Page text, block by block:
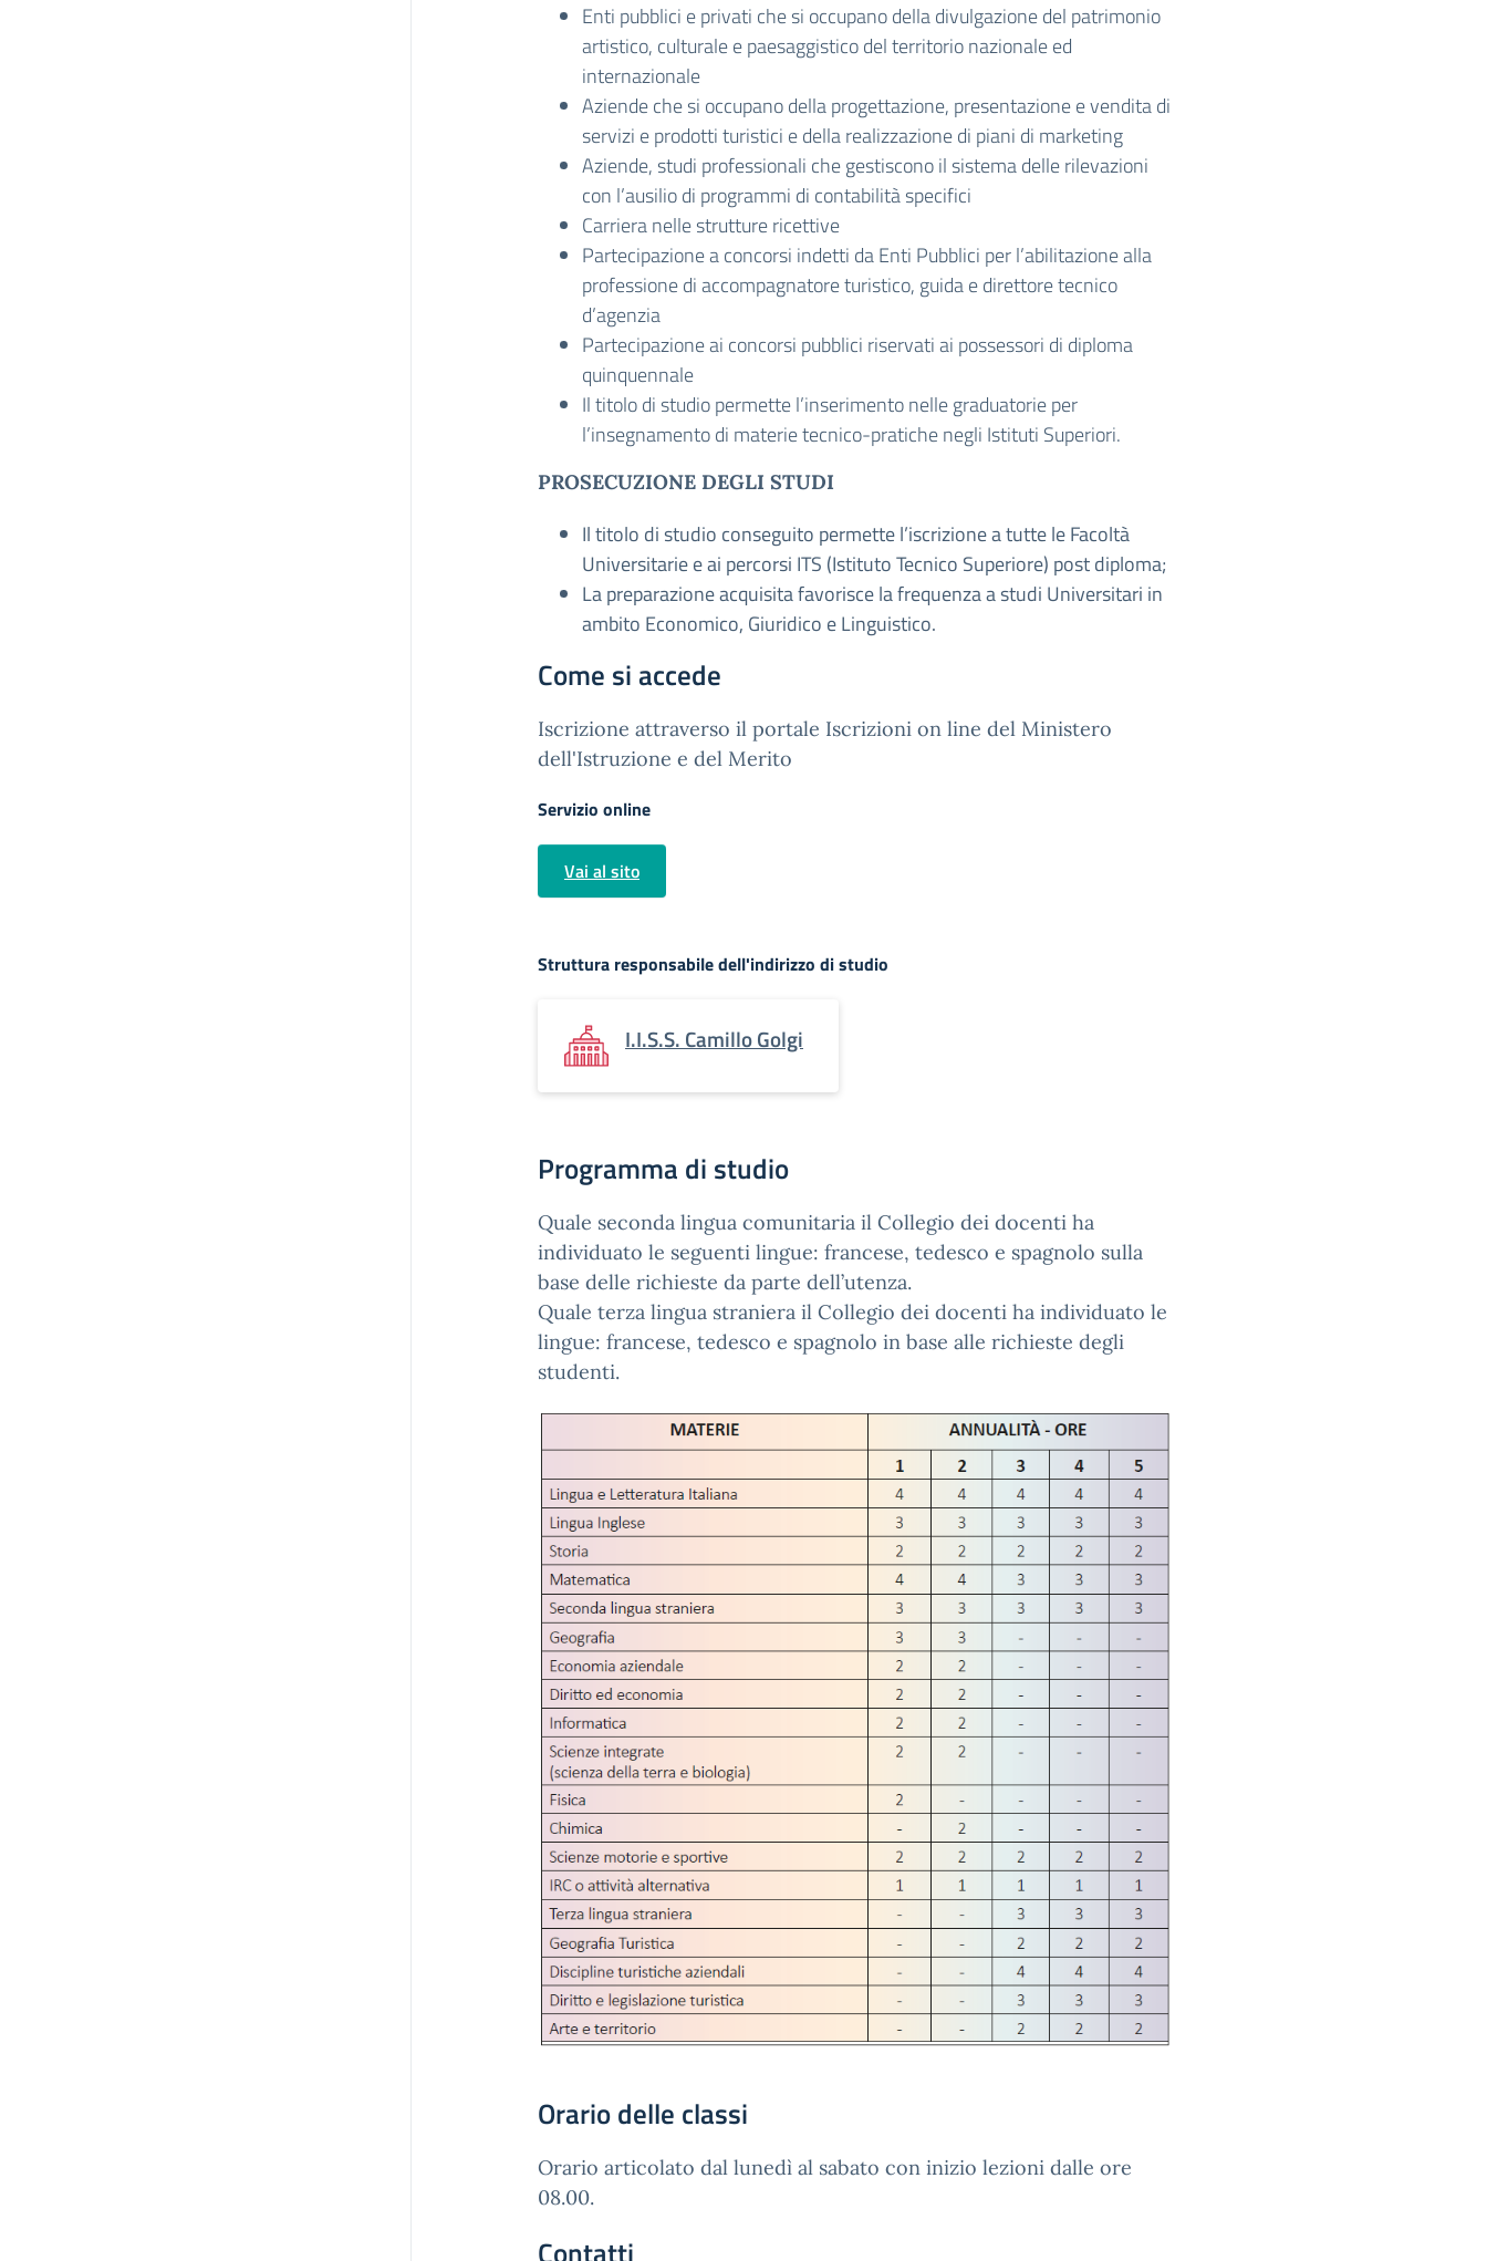
Enti pubblici e privati che si occupano della divulgazione del patrimonio
artistico, culturale e paesaggistico del territorio nazionale ed
internazionale
Aziende che si occupano della progettazione, presentazione e vendita di
servizi e prodotti turistici e della realizzazione di piani di marketing
Aziende, studi professionali che gestiscono il sistema delle rilevazioni
con l’ausilio di programmi di contabilità specifici
Carriera nelle strutture ricettive
Partecipazione a concorsi indetti da Enti Pubblici per l’abilitazione alla
professione di accompagnatore turistico, guida e direttore tecnico
d’agenzia
Partecipazione ai concorsi pubblici riservati ai possessori di diploma
quinquennale
Il titolo di studio permette l’inserimento nelle graduatorie per
l’insegnamento di materie tecnico-pratiche negli Istituti Superiori.
PROSECUZIONE DEGLI STUDI
Il titolo di studio conseguito permette l’iscrizione a tutte le Facoltà
Universitarie e ai percorsi ITS (Istituto Tecnico Superiore) post diploma;
La preparazione acquisita favorisce la frequenza a studi Universitari in
ambito Economico, Giuridico e Linguistico.
Come si accede
Iscrizione attraverso il portale Iscrizioni on line del Ministero
dell'Istruzione e del Merito
Servizio online
Vai al sito
Struttura responsabile dell'indirizzo di studio
I.I.S.S. Camillo Golgi
Programma di studio
Quale seconda lingua comunitaria il Collegio dei docenti ha
individuato le seguenti lingue: francese, tedesco e spagnolo sulla
base delle richieste da parte dell’utenza.
Quale terza lingua straniera il Collegio dei docenti ha individuato le
lingue: francese, tedesco e spagnolo in base alle richieste degli
studenti.
Orario delle classi
Orario articolato dal lunedì al sabato con inizio lezioni dalle ore
08.00.